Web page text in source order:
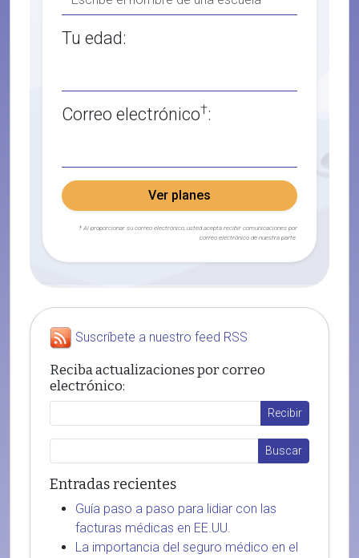
Tu edad:
Correo electrónico†:
Ver planes
† Al proporcionar su correo electrónico, usted acepta recibir comunicaciones por
correo electrónico de nuestra parte.
Suscríbete a nuestro feed RSS
Reciba actualizaciones por correo
electrónico:
Entradas recientes
Guía paso a paso para lidiar con las
facturas médicas en EE.UU.
La importancia del seguro médico en el